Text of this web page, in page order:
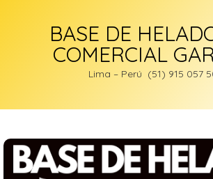
BASE DE
COMERCIAL
Lima – Perú (51) 915 057